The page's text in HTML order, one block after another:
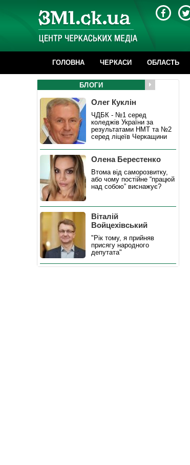
ГОЛОВНА ЧЕРКАСИ ОБЛАСТЬ
БЛОГИ
Олег Куклін
ЧДБК - №1 серед
коледжів України за
результатами НМТ та №2
серед ліцеїв Черкащини
Олена Берестенко
Втома від саморозвитку,
або чому постійне “працюй
над собою” виснажує?
Віталій
Войцехівський
"Рік тому, я прийняв
присягу народного
депутата"